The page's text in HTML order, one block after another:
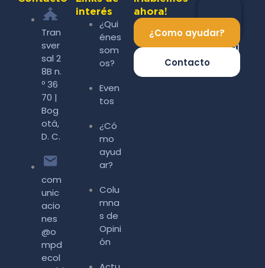
Tran
sver
sal 2
8B n.
º 36
70 |
Bog
otá,
D. C.
com
unic
acio
nes
@o
mpd
ecol
interés
¿Qui
énes
som
os?
Even
tos
¿Có
mo
ayud
ar?
Colu
mna
s de
Opini
ón
ahora!
¿Como ayudar?
Contacto